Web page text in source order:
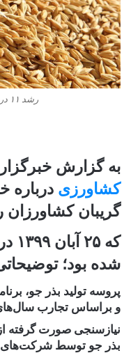
رشد ۱۱ درصدی خرید و توزیع بذر جو
به گزارش
کشاورزی درباره
گریبان
که
شده بود؛
و براساس تجارب
بذر جو توسط شرکت‌های